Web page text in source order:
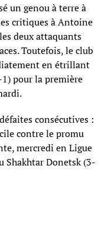
un genou à terre à
critiques à Antoine
deux attaquants
Toutefois, le club
en étrillant
pour la première
consécutives :
contre le promu
mercredi en Ligue
Shakhtar Donetsk (3-